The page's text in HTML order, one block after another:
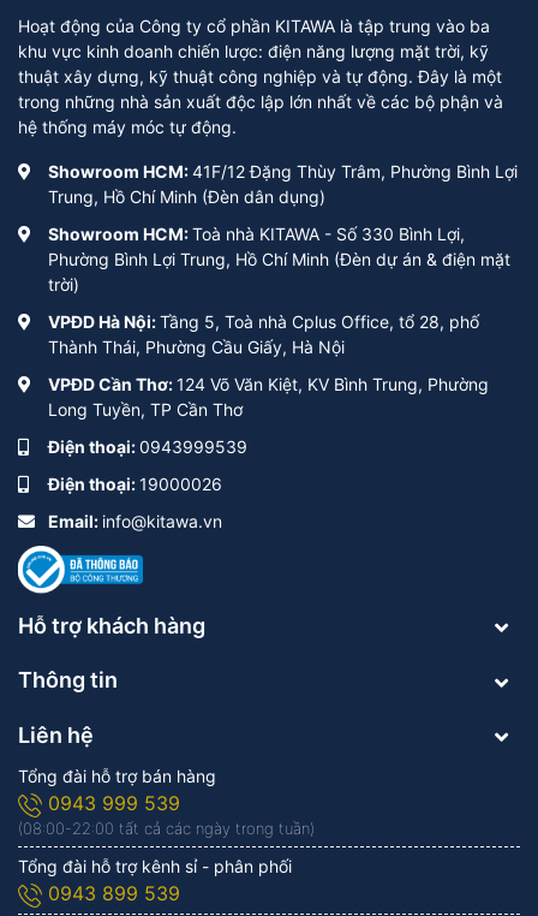
Hoạt động của Công ty cổ phần KITAWA là tập trung vào ba
khu vực kinh doanh chiến lược: điện năng lượng mặt trời, kỹ
thuật xây dựng, kỹ thuật công nghiệp và tự động. Đây là một
trong những nhà sản xuất độc lập lớn nhất về các bộ phận và
hệ thống máy móc tự động.
Showroom HCM:41F/12 Đặng Thùy Trâm, Phường Bình Lợi
Trung, Hồ Chí Minh (Đèn dân dụng)
Showroom HCM:Toà nhà KITAWA - Số 330 Bình Lợi,
Phường Bình Lợi Trung, Hồ Chí Minh (Đèn dự án & điện mặt
trời)
VPĐD Hà Nội:Tầng 5, Toà nhà Cplus Office, tổ 28, phố
Thành Thái, Phường Cầu Giấy, Hà Nội
VPĐD Cần Thơ:124 Võ Văn Kiệt, KV Bình Trung, Phường
Long Tuyền, TP Cần Thơ
Điện thoại:0943999539
Điện thoại:19000026
Email: info@kitawa.vn
Hỗ trợ khách hàng
Thông tin
Liên hệ
Tổng đài hỗ trợ bán hàng
0943 999 539
(08:00-22:00 tất cả các ngày trong tuần)
Tổng đài hỗ trợ kênh sỉ - phân phối
0943 899 539